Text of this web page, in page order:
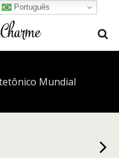
Mundial
Português